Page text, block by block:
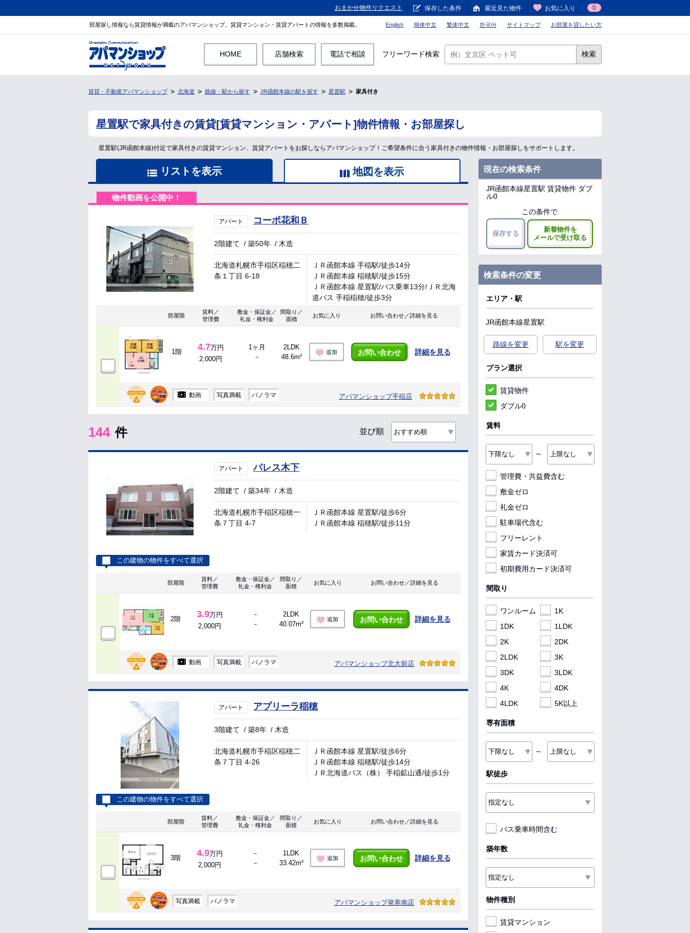
おまかせ物件リクエスト 保存した条件 最近見た物件 お気に入り 0
部屋探し情報なら賃貸情報が満載のアパマンショップ。賃貸マンション・賃貸アパートの情報を多数掲載。 English 簡体中文 繁体中文 한국어 サイトマップ お部屋を貸したい方
HOME 店舗検索 電話で相談 フリーワード検索 検索
賃貸・不動産アパマンショップ 北海道 路線・駅から探す JR函館本線の駅を探す 星置駅 家具付き
星置駅で家具付きの賃貸[賃貸マンション・アパート]物件情報・お部屋探し
星置駅(JR函館本線)付近で家具付きの賃貸マンション、賃貸アパートをお探しならアパマンショップ！ご希望条件に合う家具付きの物件情報・お部屋探しをサポートします。
リストを表示 地図を表示
物件動画を公開中！
アパート コーポ花和Ｂ
2階建て /築50年 / 木造
北海道札幌市手稲区稲穂二
条１丁目 6-18
ＪＲ函館本線 手稲駅/徒歩14分
ＪＲ函館本線 稲穂駅/徒歩15分
ＪＲ函館本線 星置駅/バス乗車13分/ＪＲ北海
道バス 手稲稲穂/徒歩3分
部屋階
賃料／
管理費
敷金・保証金／
礼金・権利金
間取り／
面積
お気に入り お問い合わせ／詳細を見る
1階 4.7万円
2,000円
1ヶ月
－
2LDK
48.6m²
追加 お問い合わせ 詳細を見る
動画 写真満載 パノラマ アパマンショップ手稲店
144 件 並び順
アパート パレス木下
2階建て /築34年 / 木造
北海道札幌市手稲区稲穂一
条７丁目 4-7
ＪＲ函館本線 星置駅/徒歩6分
ＪＲ函館本線 稲穂駅/徒歩11分
この建物の物件をすべて選択
部屋階
賃料／
管理費
敷金・保証金／
礼金・権利金
間取り／
面積
お気に入り お問い合わせ／詳細を見る
2階 3.9万円
2,000円
－
－
2LDK
40.07m²
追加 お問い合わせ 詳細を見る
動画 写真満載 パノラマ アパマンショップ北大前店
アパート アプリーラ稲穂
3階建て /築8年 / 木造
北海道札幌市手稲区稲穂二
条７丁目 4-26
ＪＲ函館本線 星置駅/徒歩6分
ＪＲ函館本線 稲穂駅/徒歩14分
ＪＲ北海道バス（株） 手稲鉱山通/徒歩1分
この建物の物件をすべて選択
部屋階
賃料／
管理費
敷金・保証金／
礼金・権利金
間取り／
面積
お気に入り お問い合わせ／詳細を見る
3階 4.9万円
2,000円
－
－
1LDK
33.42m²
追加 お問い合わせ 詳細を見る
写真満載 パノラマ アパマンショップ発寒南店
現在の検索条件
JR函館本線星置駅 賃貸物件 ダブ
ル0
この条件で
保存する
新着物件を
メールで受け取る
検索条件の変更
エリア・駅
JR函館本線星置駅
路線を変更 駅を変更
プラン選択
賃貸物件
ダブル0
賃料
～
管理費・共益費含む
敷金ゼロ
礼金ゼロ
駐車場代含む
フリーレント
家賃カード決済可
初期費用カード決済可
間取り
ワンルーム
1K
1DK
1LDK
2K
2DK
2LDK
3K
3DK
3LDK
4K
4DK
4LDK
5K以上
専有面積
～
駅徒歩
バス乗車時間含む
築年数
物件種別
賃貸マンション